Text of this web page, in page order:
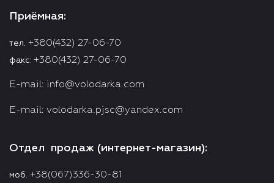
Приёмная:
тел. +380(432) 27-06-70
факс: +380(432) 27-06-70
E-mail: info@volodarka.com
E-mail: volodarka.pjsc@yandex.com
Отдел продаж (интернет-магазин):
моб. +38(067)336-30-81